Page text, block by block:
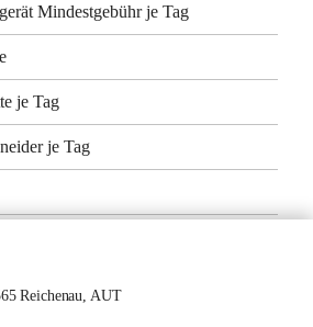
Mindestgebühr je Tag
je Tag
je Tag
Reichenau, AUT